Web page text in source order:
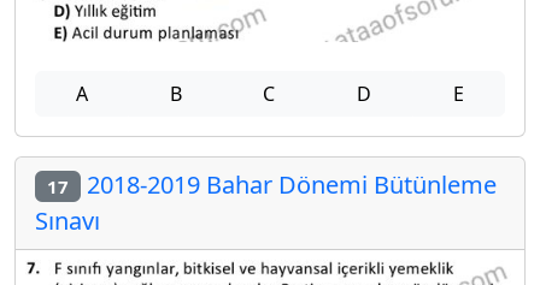
A B C D E
17 2018-2019 Bahar Dönemi Bütünleme
Sınavı